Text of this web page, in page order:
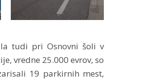
tudi pri Osnovni šoli v
vredne 25.000 evrov, so
19 parkirnih mest,